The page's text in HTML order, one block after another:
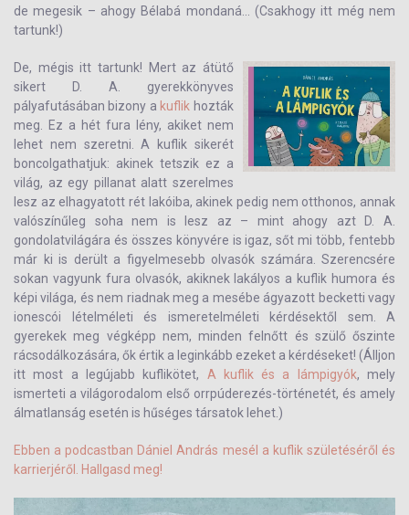
de megesik – ahogy Bélabá mondaná... (Csakhogy itt még nem
tartunk!)
De, mégis itt tartunk! Mert az átütő
sikert D. A. gyerekkönyves
pályafutásában bizony a kuflik hozták
meg. Ez a hét fura lény, akiket nem
lehet nem szeretni. A kuflik sikerét
boncolgathatjuk: akinek tetszik ez a
világ, az egy pillanat alatt szerelmes
lesz az elhagyatott rét lakóiba, akinek pedig nem otthonos, annak
valószínűleg soha nem is lesz az – mint ahogy azt D. A.
gondolatvilágára és összes könyvére is igaz, sőt mi több, fentebb
már ki is derült a figyelmesebb olvasók számára. Szerencsére
sokan vagyunk fura olvasók, akiknek lakályos a kuflik humora és
képi világa, és nem riadnak meg a mesébe ágyazott becketti vagy
ionescói lételméleti és ismeretelméleti kérdésektől sem. A
gyerekek meg végképp nem, minden felnőtt és szülő őszinte
rácsodálkozására, ők értik a leginkább ezeket a kérdéseket! (Álljon
itt most a legújabb kuflikötet, A kuflik és a lámpigyók, mely
ismerteti a világorodalom első orrpúderezés-történetét, és amely
álmatlanság esetén is hűséges társatok lehet.)
Ebben a podcastban Dániel András mesél a kuflik születéséről és
karrierjéről. Hallgasd meg!